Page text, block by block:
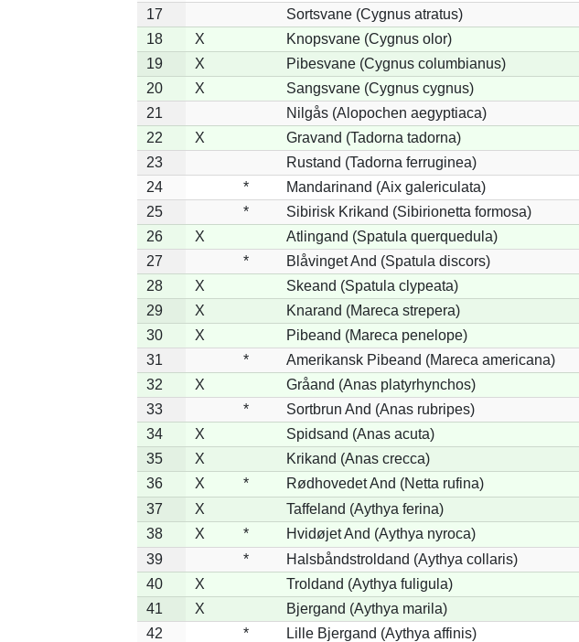
17
Sortsvane (Cygnus atratus)
18
X Knopsvane (Cygnus olor)
19
X Pibesvane (Cygnus columbianus)
20
X Sangsvane (Cygnus cygnus)
21
Nilgås (Alopochen aegyptiaca)
22
X Gravand (Tadorna tadorna)
23
Rustand (Tadorna ferruginea)
24
*
Mandarinand (Aix galericulata)
25
*
Sibirisk Krikand (Sibirionetta formosa)
26
X Atlingand (Spatula querquedula)
27
*
Blåvinget And (Spatula discors)
28
X Skeand (Spatula clypeata)
29
X Knarand (Mareca strepera)
30
X Pibeand (Mareca penelope)
31
*
Amerikansk Pibeand (Mareca americana)
32
X Gråand (Anas platyrhynchos)
33
*
Sortbrun And (Anas rubripes)
34
X Spidsand (Anas acuta)
35
X Krikand (Anas crecca)
36
X * Rødhovedet And (Netta rufina)
37
X Taffeland (Aythya ferina)
38
X * Hvidøjet And (Aythya nyroca)
39
*
Halsbåndstroldand (Aythya collaris)
40
X Troldand (Aythya fuligula)
41
X Bjergand (Aythya marila)
42
*
Lille Bjergand (Aythya affinis)